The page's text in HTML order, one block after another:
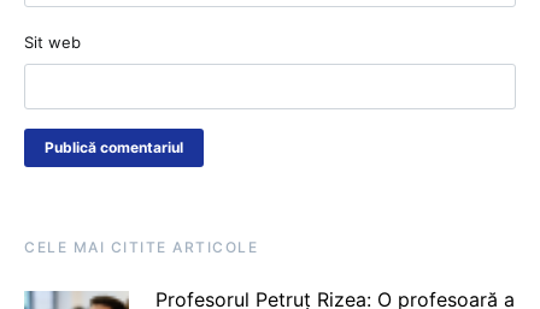
Sit web
CELE MAI CITITE ARTICOLE
Profesorul Petruț Rizea: O profesoară a